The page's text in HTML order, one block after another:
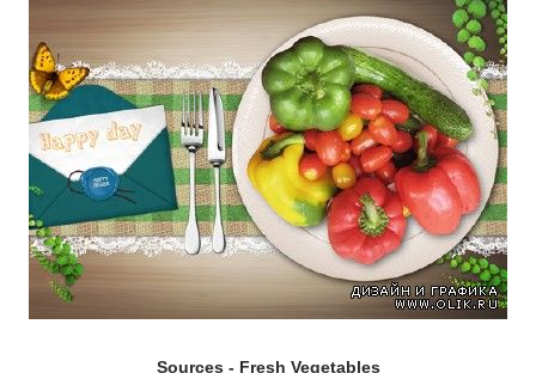
Sources - Fresh Vegetables